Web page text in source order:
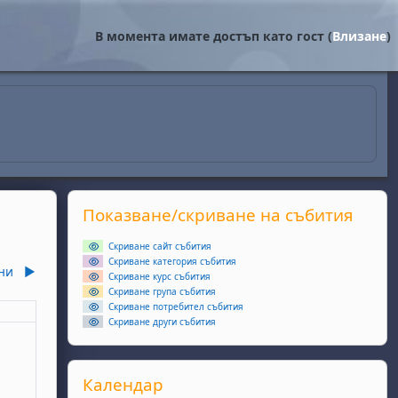
В момента имате достъп като гост (Влизане)
▶︎
2 майнеделя, 3 май
Supplementary blocks
Прескочи Показване/скриване на събития
Показване/скриване на събития
Скриване сайт събития
Скриване категория събития
Скриване курс събития
Скриване група събития
Скриване потребител събития
Скриване други събития
Прескочи Календар
Календар